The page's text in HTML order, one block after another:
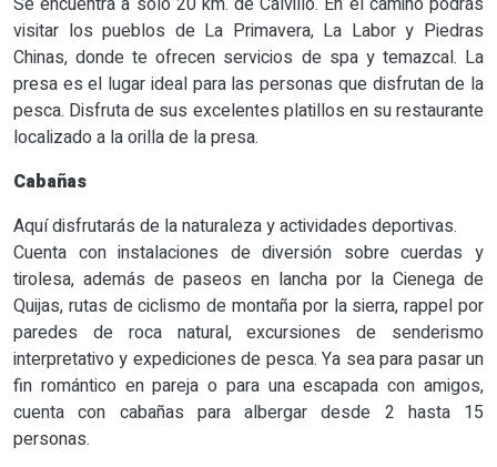
visitar los pueblos de La Primavera, La Labor y Piedras
Chinas, donde te ofrecen servicios de spa y temazcal. La
presa es el lugar ideal para las personas que disfrutan de la
pesca. Disfruta de sus excelentes platillos en su restaurante
localizado a la orilla de la presa.
Cabañas
Aquí disfrutarás de la naturaleza y actividades deportivas.
Cuenta con instalaciones de diversión sobre cuerdas y
tirolesa, además de paseos en lancha por la Cienega de
Quijas, rutas de ciclismo de montaña por la sierra, rappel por
paredes de roca natural, excursiones de senderismo
interpretativo y expediciones de pesca. Ya sea para pasar un
fin romántico en pareja o para una escapada con amigos,
cuenta con cabañas para albergar desde 2 hasta 15
personas.